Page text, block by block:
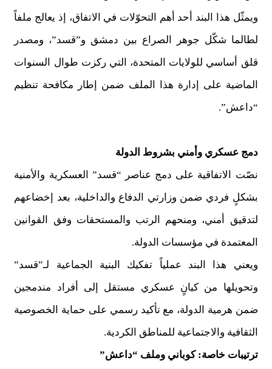
ويمثّل هذا البند أحد أهم التحوّلات في الاتفاق، إذ يعالج ملفاً
لطالما شكّل جوهر الصراع بين دمشق و”قسد”، ومصدر
قلق أساسي للولايات المتحدة، التي ركزت طوال السنوات
الماضية على إدارة هذا الملف ضمن إطار مكافحة تنظيم
“داعش”.
دمج عسكري وأمني بشروط الدولة
نصّت الاتفاقية على دمج عناصر “قسد” العسكرية والأمنية
بشكلٍ فردي ضمن وزارتي الدفاع والداخلية، بعد إخضاعهم
لتدقيق أمني، ومنحهم الرتب والمستحقات وفق القوانين
المعتمدة في مؤسسات الدولة.
ويعني هذا البند عملياً تفكيك البنية الجماعية لـ”قسد”
وتحويلها من كيانٍ عسكري مستقل إلى أفراد مندمجين
ضمن هرمية الدولة، مع تأكيد رسمي على حماية الخصوصية
الثقافية والاجتماعية للمناطق الكردية.
ترتيبات خاصة: كوباني وملف “داعش”